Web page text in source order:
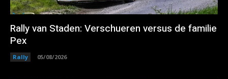
Rally van Staden: Verschueren versus de familie
Pex
Rally 05/08/2026